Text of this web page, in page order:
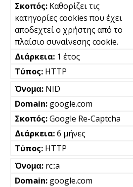
Καθορίζει τις
κατηγορίες cookies που έχει
αποδεχτεί ο χρήστης από το
πλαίσιο συναίνεσης cookie.
1 έτος
HTTP
NID
google.com
Google Re-Captcha
6 μήνες
HTTP
rc::a
google.com